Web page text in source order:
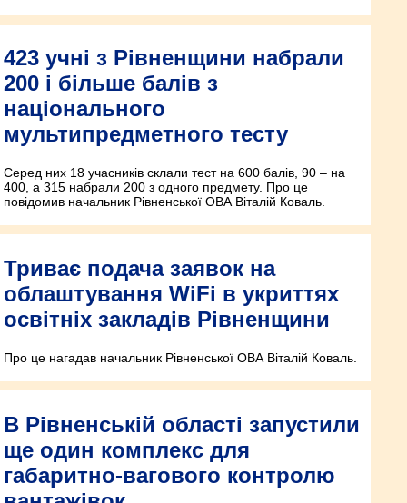
423 учні з Рівненщини набрали
200 і більше балів з
національного
мультипредметного тесту
Серед них 18 учасників склали тест на 600 балів, 90 – на
400, а 315 набрали 200 з одного предмету. Про це
повідомив начальник Рівненської ОВА Віталій Коваль.
Триває подача заявок на
облаштування WiFi в укриттях
освітніх закладів Рівненщини
Про це нагадав начальник Рівненської ОВА Віталій Коваль.
В Рівненській області запустили
ще один комплекс для
габаритно-вагового контролю